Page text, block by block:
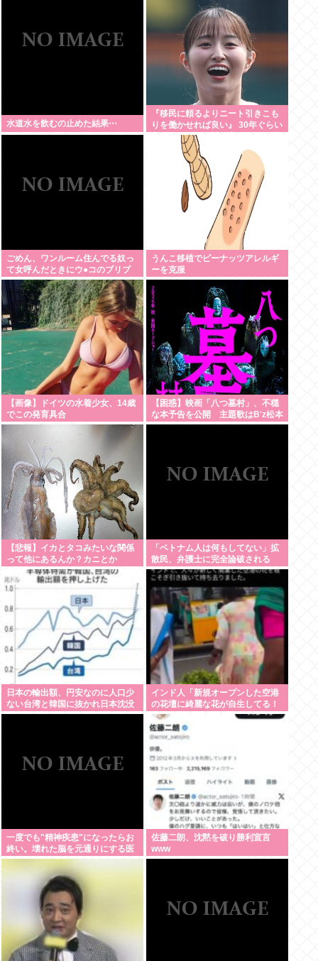
水道水を飲むの止めた結果⋯
『移民に頼るよりニート引きこも
りを働かせれば良い』 30年ぐらい
言ってるけど絶対に実現しない理
ごめん、ワンルーム住んでる奴っ
て女呼んだときにウ●コのブリブ
リ音どうしてんの？？
うんこ移植でピーナッツアレルギ
ーを克服
【画像】ドイツの水着少女、14歳
でこの発育具合
【困惑】映画「八つ墓村」、不穏
な本予告を公開 主題歌はB'z松本
率いるTMG
【悲報】イカとタコみたいな関係
って他にあるんか？カニとか
「ベトナム人は何もしてない」拡
散民、弁護士に完全論破される
www
日本の輸出額、円安なのに人口少
ない台湾と韓国に抜かれ日本沈没
死亡
インド人「新規オープンした空港
の花壇に綺麗な花が自生してる！
持って帰ろ！」
一度でも"精神疾患"になったらお
終い。壊れた脳を元通りにする医
療技術は無い。
佐藤二朗、沈黙を破り勝利宣言
www